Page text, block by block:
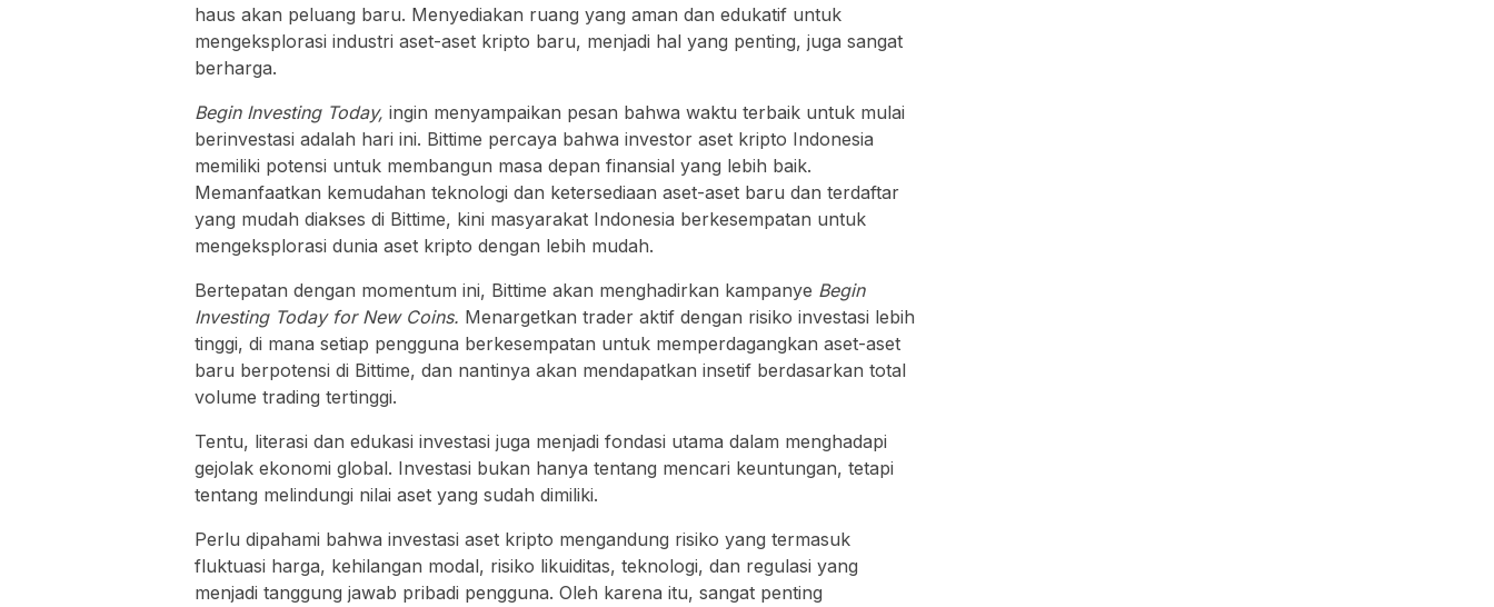
haus akan peluang baru. Menyediakan ruang yang aman dan edukatif untuk
mengeksplorasi industri aset-aset kripto baru, menjadi hal yang penting, juga sangat
berharga.
Begin Investing Today, ingin menyampaikan pesan bahwa waktu terbaik untuk mulai
berinvestasi adalah hari ini. Bittime percaya bahwa investor aset kripto Indonesia
memiliki potensi untuk membangun masa depan finansial yang lebih baik.
Memanfaatkan kemudahan teknologi dan ketersediaan aset-aset baru dan terdaftar
yang mudah diakses di Bittime, kini masyarakat Indonesia berkesempatan untuk
mengeksplorasi dunia aset kripto dengan lebih mudah.
Bertepatan dengan momentum ini, Bittime akan menghadirkan kampanye Begin
Investing Today for New Coins. Menargetkan trader aktif dengan risiko investasi lebih
tinggi, di mana setiap pengguna berkesempatan untuk memperdagangkan aset-aset
baru berpotensi di Bittime, dan nantinya akan mendapatkan insetif berdasarkan total
volume trading tertinggi.
Tentu, literasi dan edukasi investasi juga menjadi fondasi utama dalam menghadapi
gejolak ekonomi global. Investasi bukan hanya tentang mencari keuntungan, tetapi
tentang melindungi nilai aset yang sudah dimiliki.
Perlu dipahami bahwa investasi aset kripto mengandung risiko yang termasuk
fluktuasi harga, kehilangan modal, risiko likuiditas, teknologi, dan regulasi yang
menjadi tanggung jawab pribadi pengguna. Oleh karena itu, sangat penting